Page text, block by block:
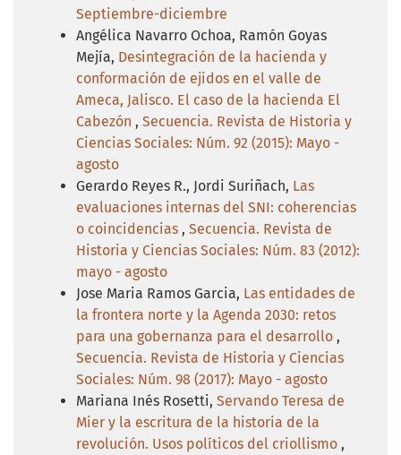
Septiembre-diciembre
Angélica Navarro Ochoa, Ramón Goyas
Mejía, Desintegración de la hacienda y
conformación de ejidos en el valle de
Ameca, Jalisco. El caso de la hacienda El
Cabezón , Secuencia. Revista de Historia y
Ciencias Sociales: Núm. 92 (2015): Mayo -
agosto
Gerardo Reyes R., Jordi Suriñach, Las
evaluaciones internas del SNI: coherencias
o coincidencias , Secuencia. Revista de
Historia y Ciencias Sociales: Núm. 83 (2012):
mayo - agosto
Jose Maria Ramos Garcia, Las entidades de
la frontera norte y la Agenda 2030: retos
para una gobernanza para el desarrollo ,
Secuencia. Revista de Historia y Ciencias
Sociales: Núm. 98 (2017): Mayo - agosto
Mariana Inés Rosetti, Servando Teresa de
Mier y la escritura de la historia de la
revolución. Usos políticos del criollismo ,